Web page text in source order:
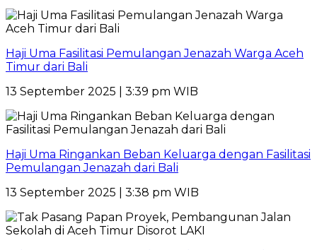
Haji Uma Fasilitasi Pemulangan Jenazah Warga Aceh
Timur dari Bali
13 September 2025 | 3:39 pm WIB
Haji Uma Ringankan Beban Keluarga dengan Fasilitasi
Pemulangan Jenazah dari Bali
13 September 2025 | 3:38 pm WIB